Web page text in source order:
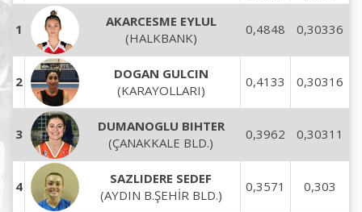
1
AKARCESME EYLUL
(HALKBANK)
0,4848 0,30336
2
DOGAN GULCIN
(KARAYOLLARI)
0,4133 0,30316
3
DUMANOGLU BIHTER
(ÇANAKKALE BLD.)
0,3962 0,30311
4
SAZLIDERE SEDEF
(AYDIN B.ŞEHİR BLD.)
0,3571 0,303